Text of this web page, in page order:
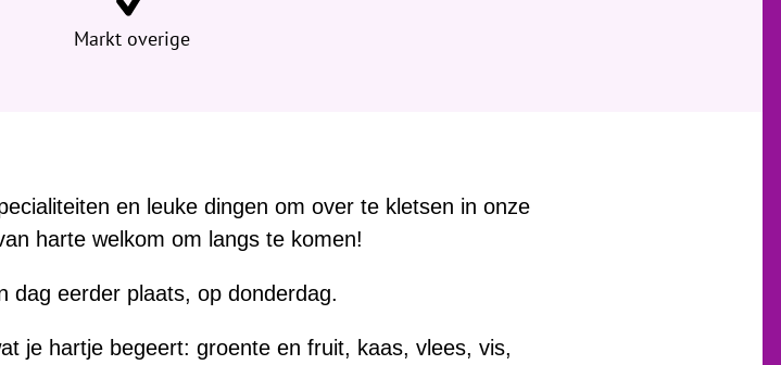
Markt overige
en leuke dingen om over te kletsen in onze
harte welkom om langs te komen!
dag eerder plaats, op donderdag.
je hartje begeert: groente en fruit, kaas, vlees, vis,